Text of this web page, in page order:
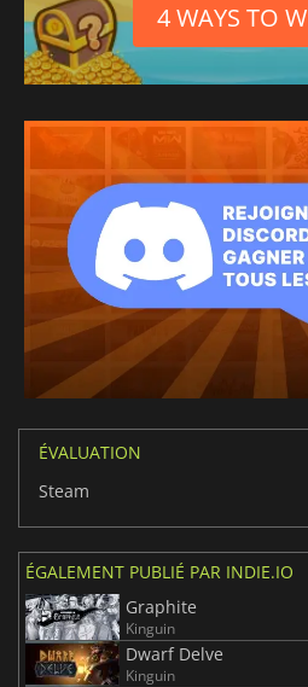
4 WAYS TO
ÉVALUATION
Steam
ÉGALEMENT PUBLIÉ PAR INDIE.IO
Graphite
Kinguin
Dwarf Delve
Kinguin